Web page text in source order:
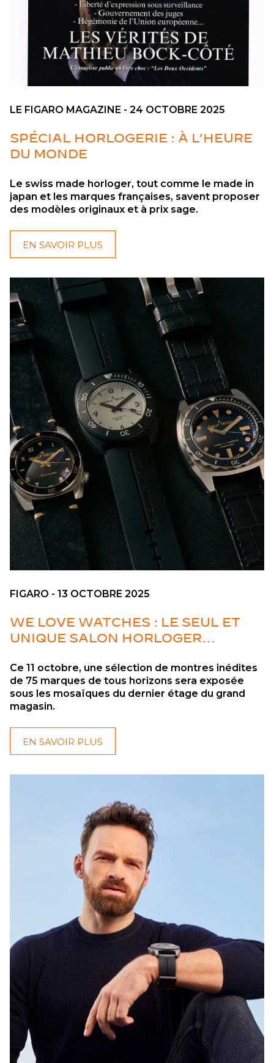
LE FIGARO MAGAZINE - 24 OCTOBRE 2025
SPÉCIAL HORLOGERIE : À L’HEURE
DU MONDE
Le swiss made horloger, tout comme le made in
japan et les marques françaises, savent proposer
des modèles originaux et à prix sage.
EN SAVOIR PLUS
FIGARO - 13 OCTOBRE 2025
WE LOVE WATCHES : LE SEUL ET
UNIQUE SALON HORLOGER
SAMARITAINE
Ce 11 octobre, une sélection de montres inédites
de 75 marques de tous horizons sera exposée
sous les mosaïques du dernier étage du grand
magasin.
EN SAVOIR PLUS
Nous utilisons des cookies pour vous garantir la meilleure
expérience sur notre site web. Si vous continuez à utiliser ce
site, nous supposerons que vous en êtes satisfait.
OK POLITIQUE DE CONFIDENTIALITÉ